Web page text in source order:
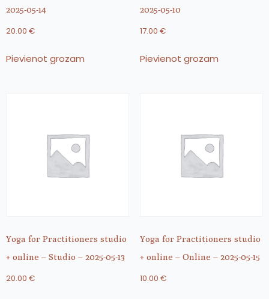
2025-05-14
20.00 €
Pievienot grozam
2025-05-10
17.00 €
Pievienot grozam
Yoga for Practitioners studio
+ online – Studio – 2025-05-13
20.00 €
Yoga for Practitioners studio
+ online – Online – 2025-05-15
10.00 €